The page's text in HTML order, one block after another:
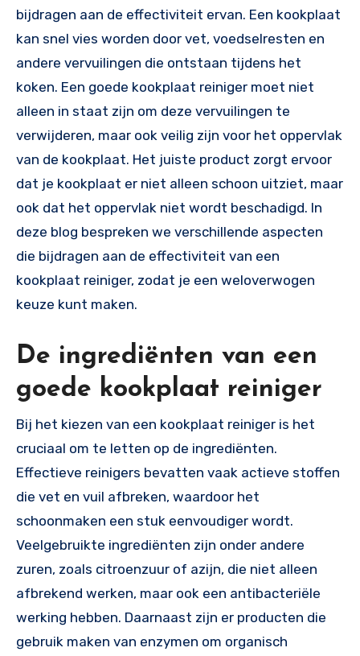
bijdragen aan de effectiviteit ervan. Een kookplaat
kan snel vies worden door vet, voedselresten en
andere vervuilingen die ontstaan tijdens het
koken. Een goede kookplaat reiniger moet niet
alleen in staat zijn om deze vervuilingen te
verwijderen, maar ook veilig zijn voor het oppervlak
van de kookplaat. Het juiste product zorgt ervoor
dat je kookplaat er niet alleen schoon uitziet, maar
ook dat het oppervlak niet wordt beschadigd. In
deze blog bespreken we verschillende aspecten
die bijdragen aan de effectiviteit van een
kookplaat reiniger, zodat je een weloverwogen
keuze kunt maken.
De ingrediënten van een
goede kookplaat reiniger
Bij het kiezen van een kookplaat reiniger is het
cruciaal om te letten op de ingrediënten.
Effectieve reinigers bevatten vaak actieve stoffen
die vet en vuil afbreken, waardoor het
schoonmaken een stuk eenvoudiger wordt.
Veelgebruikte ingrediënten zijn onder andere
zuren, zoals citroenzuur of azijn, die niet alleen
afbrekend werken, maar ook een antibacteriële
werking hebben. Daarnaast zijn er producten die
gebruik maken van enzymen om organisch